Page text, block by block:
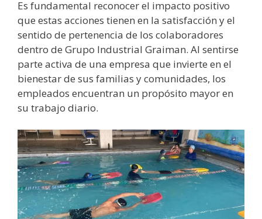
Es fundamental reconocer el impacto positivo
que estas acciones tienen en la satisfacción y el
sentido de pertenencia de los colaboradores
dentro de Grupo Industrial Graiman. Al sentirse
parte activa de una empresa que invierte en el
bienestar de sus familias y comunidades, los
empleados encuentran un propósito mayor en
su trabajo diario.